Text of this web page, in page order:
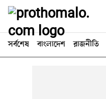
সর্বশেষ বাংলাদেশ রাজনীতি